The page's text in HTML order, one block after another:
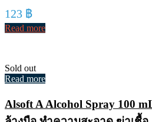
123 ฿
Read more
Sold out
Read more
Alsoft A Alcohol Spray 100